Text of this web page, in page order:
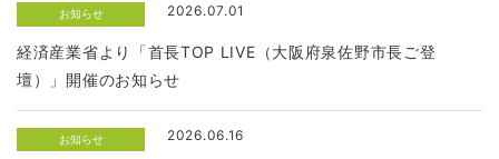
お知らせ 2026.07.01
経済産業省より「首長TOP LIVE（大阪府泉佐野市長ご登
壇）」開催のお知らせ
お知らせ 2026.06.16